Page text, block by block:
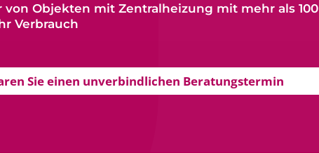
von Objekten mit Zentralheizung mit mehr als 100
Verbrauch
Sie einen unverbindlichen Beratungstermin